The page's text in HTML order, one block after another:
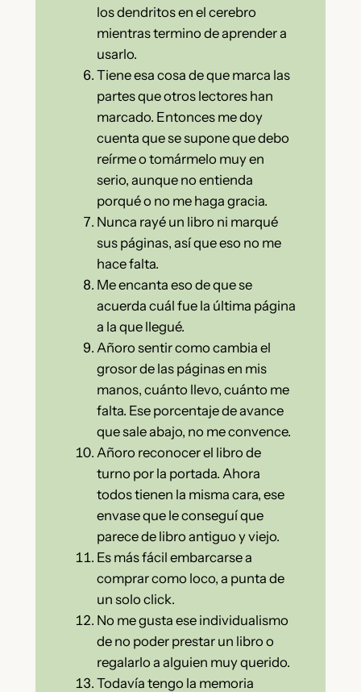
los dendritos en el cerebro
mientras termino de aprender a
usarlo.
Tiene esa cosa de que marca las
partes que otros lectores han
marcado. Entonces me doy
cuenta que se supone que debo
reírme o tomármelo muy en
serio, aunque no entienda
porqué o no me haga gracia.
Nunca rayé un libro ni marqué
sus páginas, así que eso no me
hace falta.
Me encanta eso de que se
acuerda cuál fue la última página
a la que llegué.
Añoro sentir como cambia el
grosor de las páginas en mis
manos, cuánto llevo, cuánto me
falta. Ese porcentaje de avance
que sale abajo, no me convence.
Añoro reconocer el libro de
turno por la portada. Ahora
todos tienen la misma cara, ese
envase que le conseguí que
parece de libro antiguo y viejo.
Es más fácil embarcarse a
comprar como loco, a punta de
un solo click.
No me gusta ese individualismo
de no poder prestar un libro o
regalarlo a alguien muy querido.
Todavía tengo la memoria